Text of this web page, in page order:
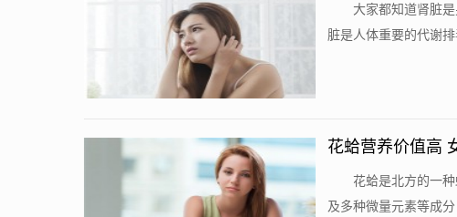
大家都知道肾脏
脏是人体重要的代谢
花蛤营养价值高
花蛤是北方的一
及多种微量元素等成